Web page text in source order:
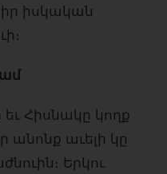
իսկական
Հիսնակը կողք
անոնք աւելի կը
Երկու